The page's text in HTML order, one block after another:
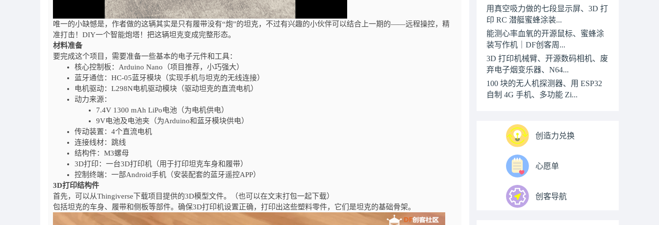
唯一的小缺憾是，作者做的这辆其实是只有履带没有“炮”的坦克，不过有兴趣的小伙伴可以结合上一期的——远程操控，精
准打击！DIY一个智能炮塔！把这辆坦克变成完整形态。
材料准备
要完成这个项目，需要准备一些基本的电子元件和工具：
核心控制板：Arduino Nano（项目推荐，小巧强大）
蓝牙通信：HC-05蓝牙模块（实现手机与坦克的无线连接）
电机驱动：L298N电机驱动模块（驱动坦克的直流电机）
动力来源：
7.4V 1300 mAh LiPo电池（为电机供电）
9V电池及电池夹（为Arduino和蓝牙模块供电）
传动装置：4个直流电机
连接线材：跳线
结构件：M3螺母
3D打印：一台3D打印机（用于打印坦克车身和履带）
控制终端：一部Android手机（安装配套的蓝牙遥控APP）
3D打印结构件
首先，可以从Thingiverse下载项目提供的3D模型文件。（也可以在文末打包一起下载）
包括坦克的车身、履带和侧板等部件。确保3D打印机设置正确，打印出这些塑料零件，它们是坦克的基础骨架。
用真空吸力做的七段显示屏、3D 打
印 RC 潜艇蜜蜂涂装...
能测心率血氧的开源鼠标、蜜蜂涂
装写作机｜DF创客周...
3D 打印机械臂、开源数码相机、废
弃电子烟变乐器、N64...
100 块的无人机探测器、用 ESP32
自制 4G 手机、多功能 Zi...
创造力兑换
心愿单
创客导航